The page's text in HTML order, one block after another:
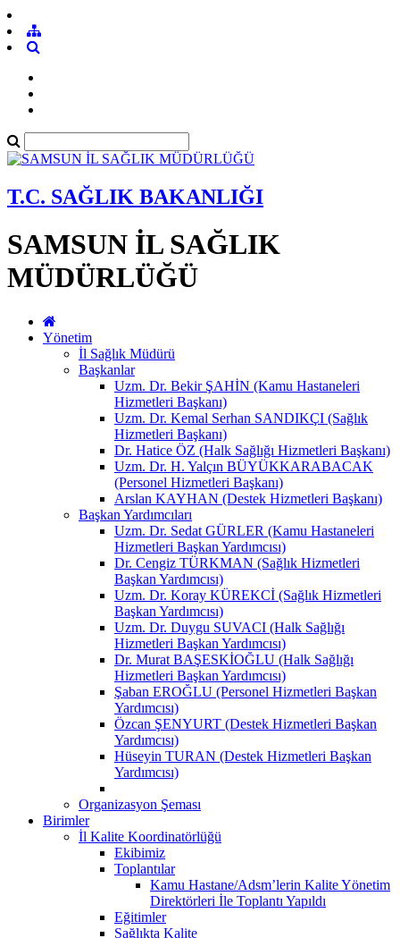
T.C. SAĞLIK BAKANLIĞI
SAMSUN İL SAĞLIK
MÜDÜRLÜĞÜ
Yönetim
İl Sağlık Müdürü
Başkanlar
Uzm. Dr. Bekir ŞAHİN (Kamu Hastaneleri
Hizmetleri Başkanı)
Uzm. Dr. Kemal Serhan SANDIKÇI (Sağlık
Hizmetleri Başkanı)
Dr. Hatice ÖZ (Halk Sağlığı Hizmetleri Başkanı)
Uzm. Dr. H. Yalçın BÜYÜKKARABACAK
(Personel Hizmetleri Başkanı)
Arslan KAYHAN (Destek Hizmetleri Başkanı)
Başkan Yardımcıları
Uzm. Dr. Sedat GÜRLER (Kamu Hastaneleri
Hizmetleri Başkan Yardımcısı)
Dr. Cengiz TÜRKMAN (Sağlık Hizmetleri
Başkan Yardımcısı)
Uzm. Dr. Koray KÜREKCİ (Sağlık Hizmetleri
Başkan Yardımcısı)
Uzm. Dr. Duygu SUVACI (Halk Sağlığı
Hizmetleri Başkan Yardımcısı)
Dr. Murat BAŞESKİOĞLU (Halk Sağlığı
Hizmetleri Başkan Yardımcısı)
Şaban EROĞLU (Personel Hizmetleri Başkan
Yardımcısı)
Özcan ŞENYURT (Destek Hizmetleri Başkan
Yardımcısı)
Hüseyin TURAN (Destek Hizmetleri Başkan
Yardımcısı)
Organizasyon Şeması
Birimler
İl Kalite Koordinatörlüğü
Ekibimiz
Toplantılar
Kamu Hastane/Adsm’lerin Kalite Yönetim
Direktörleri İle Toplantı Yapıldı
Eğitimler
Sağlıkta Kalite